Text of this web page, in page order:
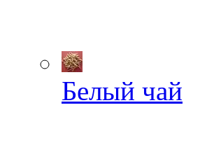
Белый чай